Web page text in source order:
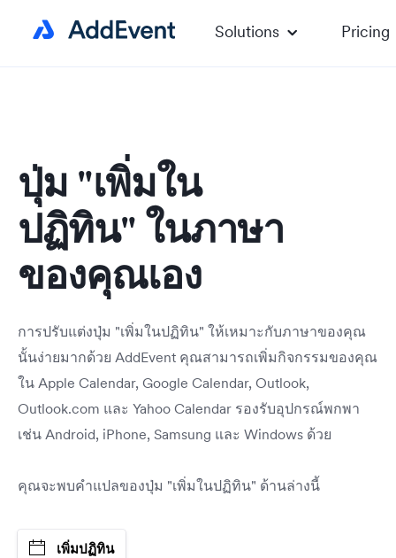
Solutions Pricing
ปุ่ม "เพิ่มใน
ปฏิทิน" ในภาษา
ของคุณเอง
การปรับแต่งปุ่ม "เพิ่มในปฏิทิน" ให้เหมาะกับภาษาของคุณ
นั้นง่ายมากด้วย AddEvent คุณสามารถเพิ่มกิจกรรมของคุณ
ใน Apple Calendar, Google Calendar, Outlook,
Outlook.com และ Yahoo Calendar รองรับอุปกรณ์พกพา
เช่น Android, iPhone, Samsung และ Windows ด้วย
คุณจะพบคำแปลของปุ่ม "เพิ่มในปฏิทิน" ด้านล่างนี้
เพิ่มปฏิทิน